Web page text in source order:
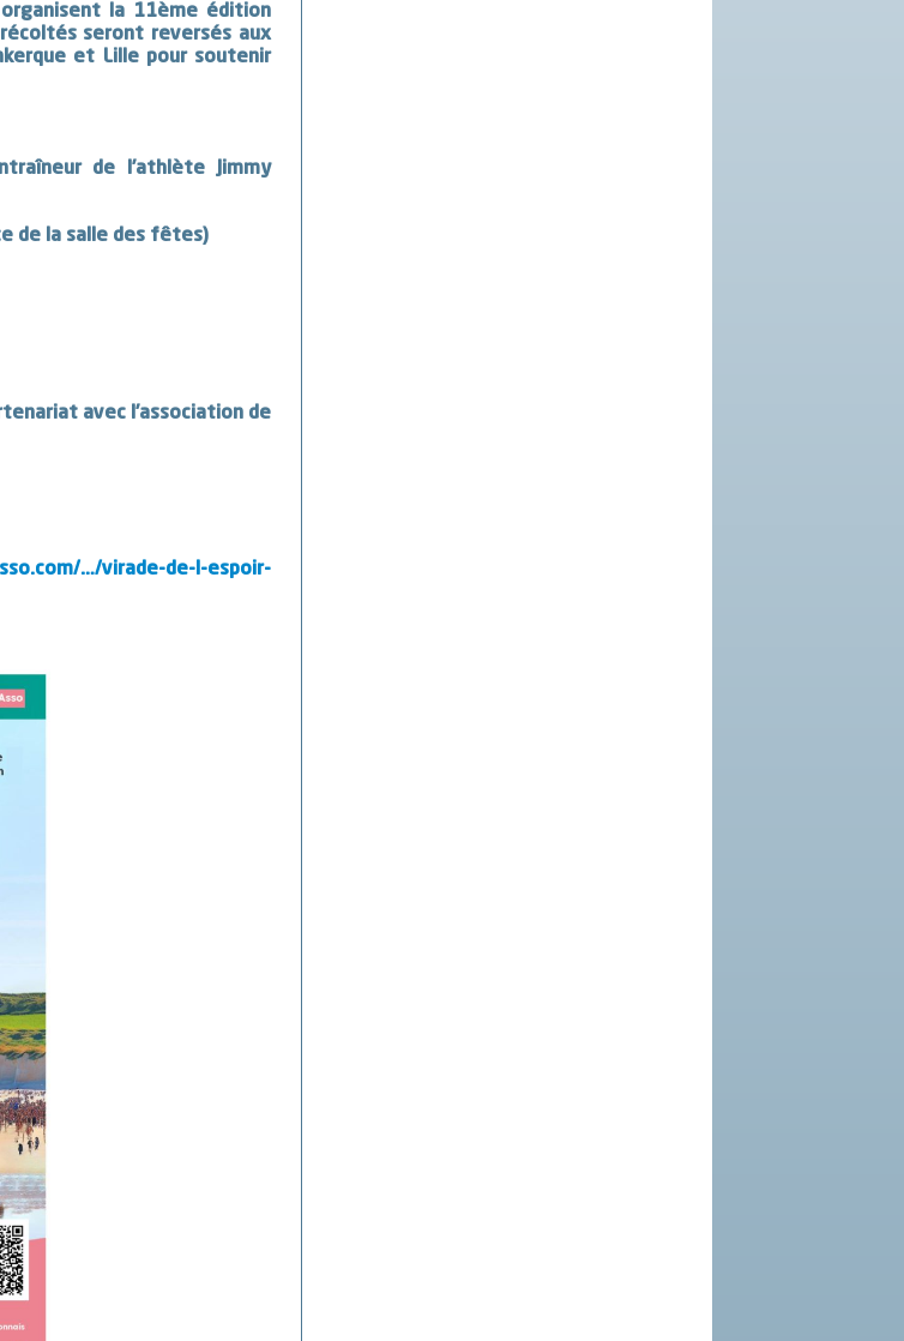
la 11ème édition
seront reversés aux
et Lille pour soutenir
de l’athlète Jimmy
de la salle des fêtes)
avec l’association de
…/virade-de-l-espoir-